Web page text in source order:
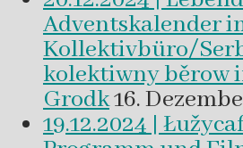
Adventskalender
Kollektivbüro/
kolektiwny běrow
Grodk16.
19.12.2024 |